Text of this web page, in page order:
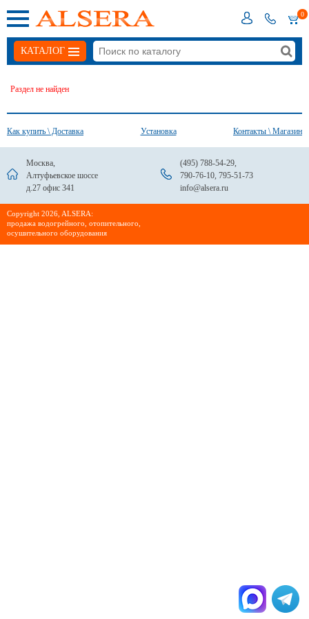
0
КАТАЛОГ
Раздел не найден
Как купить \ Доставка Установка Контакты \ Магазин
Москва,
Алтуфьевское шоссе
д.27 офис 341
(495) 788-54-29,
790-76-10, 795-51-73
info@alsera.ru
Сopyright 2026, ALSERA:
продажа водогрейного, отопительного,
осушительного оборудования